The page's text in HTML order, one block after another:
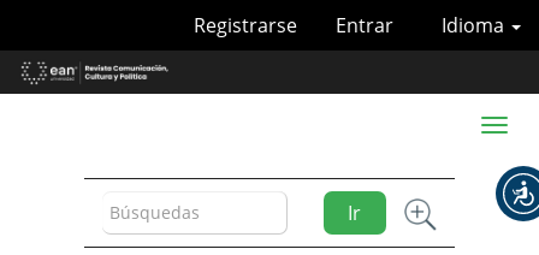
Contenido
principal
Idioma
Registrarse Entrar
Ir
Toggle